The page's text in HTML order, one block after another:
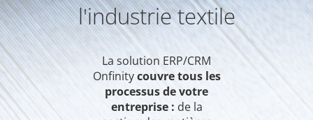
l'industrie textile
La solution ERP/CRM
Onfinitycouvre tous les
processus de votre
entreprise : de la